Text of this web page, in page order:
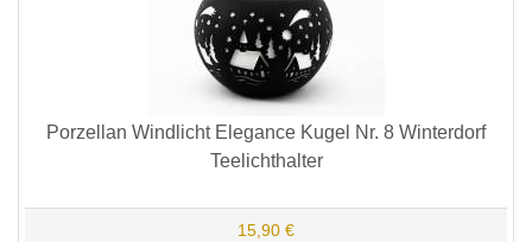
Porzellan Windlicht Elegance Kugel Nr. 8 Winterdorf
Teelichthalter
15,90 €